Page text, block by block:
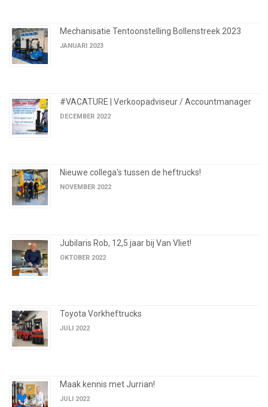
Mechanisatie Tentoonstelling Bollenstreek 2023
JANUARI 2023
#VACATURE | Verkoopadviseur / Accountmanager
DECEMBER 2022
Nieuwe collega's tussen de heftrucks!
NOVEMBER 2022
Jubilaris Rob, 12,5 jaar bij Van Vliet!
OKTOBER 2022
Toyota Vorkheftrucks
JULI 2022
Maak kennis met Jurrian!
JULI 2022